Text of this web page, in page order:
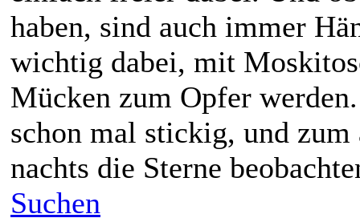
haben, sind auch immer
wichtig dabei, mit
Mücken zum Opfer
schon mal stickig, und zum
nachts die Sterne
Suchen